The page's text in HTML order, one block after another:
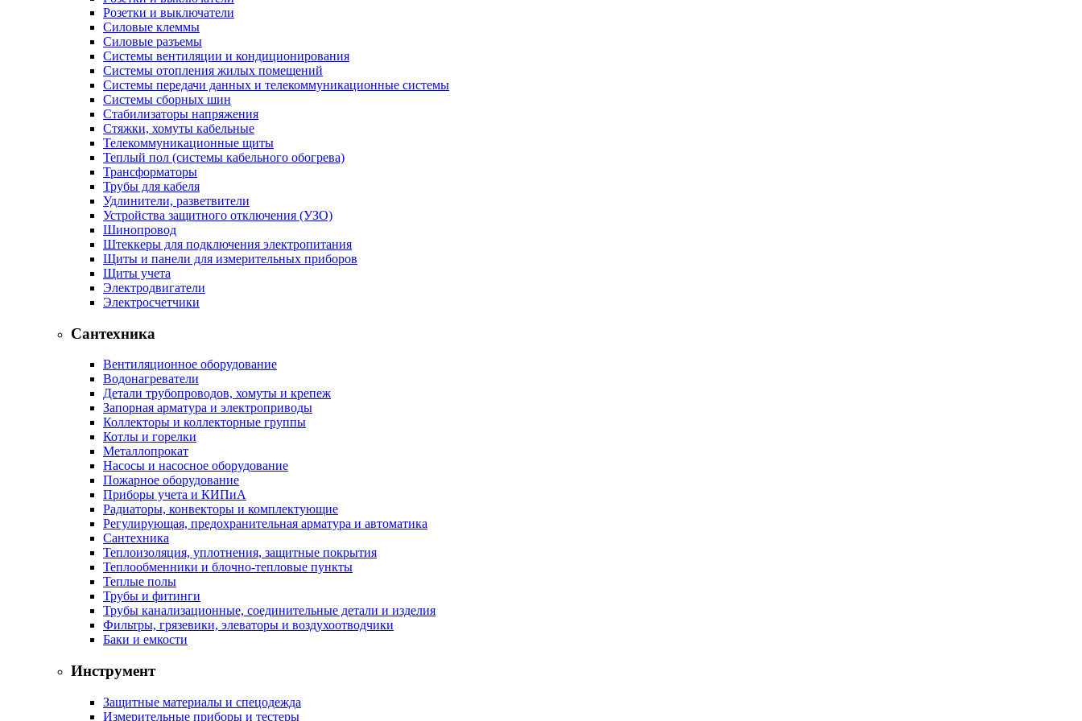
Розетки и выключатели
Силовые клеммы
Силовые разъемы
Системы вентиляции и кондиционирования
Системы отопления жилых помещений
Системы передачи данных и телекоммуникационные системы
Системы сборных шин
Стабилизаторы напряжения
Стяжки, хомуты кабельные
Телекоммуникационные щиты
Теплый пол (системы кабельного обогрева)
Трансформаторы
Трубы для кабеля
Удлинители, разветвители
Устройства защитного отключения (УЗО)
Шинопровод
Штеккеры для подключения электропитания
Щиты и панели для измерительных приборов
Щиты учета
Электродвигатели
Электросчетчики
Сантехника
Вентиляционное оборудование
Водонагреватели
Детали трубопроводов, хомуты и крепеж
Запорная арматура и электроприводы
Коллекторы и коллекторные группы
Котлы и горелки
Металлопрокат
Насосы и насосное оборудование
Пожарное оборудование
Приборы учета и КИПиА
Радиаторы, конвекторы и комплектующие
Регулирующая, предохранительная арматура и автоматика
Сантехника
Теплоизоляция, уплотнения, защитные покрытия
Теплообменники и блочно-тепловые пункты
Теплые полы
Трубы и фитинги
Трубы канализационные, соединительные детали и изделия
Фильтры, грязевики, элеваторы и воздухоотводчики
Баки и емкости
Инструмент
Защитные материалы и спецодежда
Измерительные приборы и тестеры